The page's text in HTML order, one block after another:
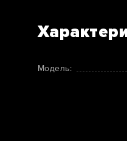
Модель: